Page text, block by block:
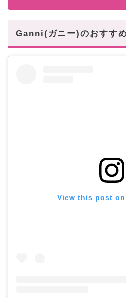
Ganni(ガニー)のおすす
View this post